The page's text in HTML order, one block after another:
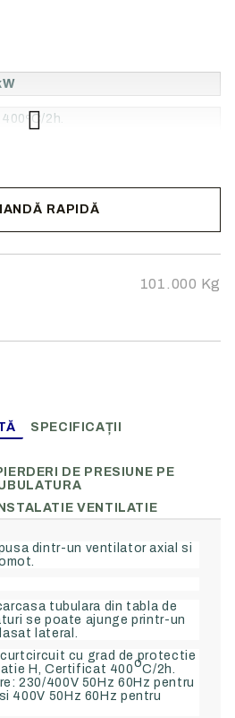
2h.
RAPIDĂ
pentru finalizarea comenzii.101.000 Kg
SPECIFICAȚII
DE PRESIUNE PE
VENTILATIE
dintr-un ventilator axial si
tubulara din tabla de
se poate ajunge printr-un
lateral.
cu grad de protectie
H, Certificat 400oC/2h.
230/400V 50Hz 60Hz pentru
400V 50Hz 60Hz pentru